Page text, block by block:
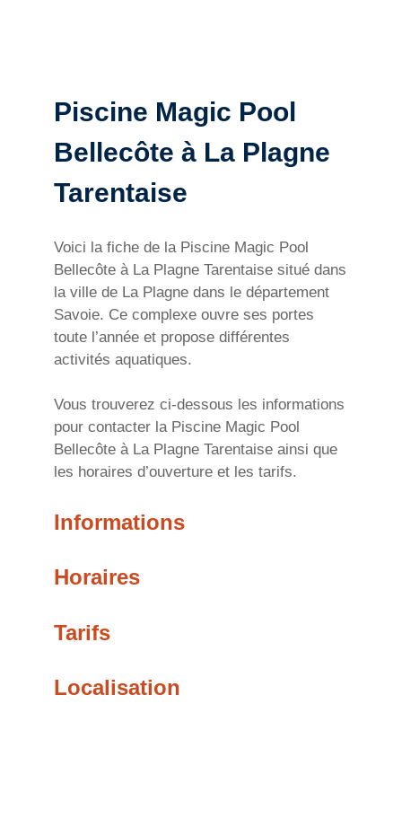
Piscine Magic Pool
Bellecôte à La Plagne
Tarentaise
Voici la fiche de la Piscine Magic Pool
Bellecôte à La Plagne Tarentaise situé dans
la ville de La Plagne dans le département
Savoie. Ce complexe ouvre ses portes
toute l’année et propose différentes
activités aquatiques.
Vous trouverez ci-dessous les informations
pour contacter la Piscine Magic Pool
Bellecôte à La Plagne Tarentaise ainsi que
les horaires d’ouverture et les tarifs.
Informations
Horaires
Tarifs
Localisation